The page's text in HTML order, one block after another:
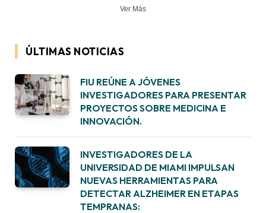
Ver Más
ÚLTIMAS NOTICIAS
FIU REÚNE A JÓVENES
INVESTIGADORES PARA PRESENTAR
PROYECTOS SOBRE MEDICINA E
INNOVACIÓN.
INVESTIGADORES DE LA
UNIVERSIDAD DE MIAMI IMPULSAN
NUEVAS HERRAMIENTAS PARA
DETECTAR ALZHEIMER EN ETAPAS
TEMPRANAS: